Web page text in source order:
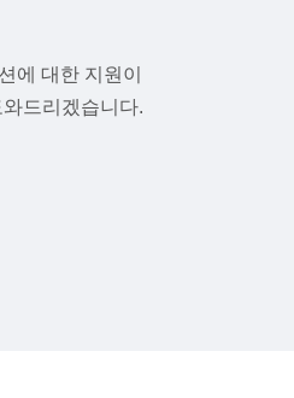
에 대한 지원이
드리겠습니다.